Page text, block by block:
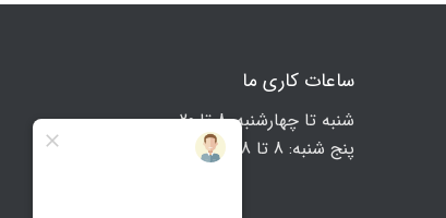
ساعات کاری ما
شنبه تا چهارشنبه: 8 تا 20
پنج شنبه: 8 تا 18